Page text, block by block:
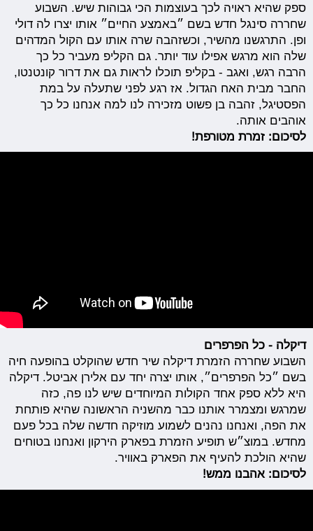
ספק שהיא ראויה לכך בעוצמות הכי גבוהות שיש. השבוע
שחררה סינגל חדש בשם ״באמצע החיים״ אותו יצרו לה דולי
ופן. התרגשנו מהשיר, וכשזהבה שרה אותו עם הקול המדהים
שלה הוא מרגש אפילו עוד יותר. גם הקליפ מעביר כל כך
הרבה רגש, ואגב - בקליפ תוכלו לראות גם את דרור קונטנטו,
החבר מבית האח הגדול. אז רגע לפני שתעלה על במת
הפסטיגל, זהבה בן פשוט מזכירה לנו למה אנחנו כל כך
אוהבים אותה.
לסיכום: זמרת מטורפת!
דיקלה - כל הפרפרים
השבוע שחררה הזמרת דיקלה שיר חדש שהוקלט בהופעה חיה
בשם ״כל הפרפרים״, אותו יצרה יחד עם אלירן אביטל. דיקלה
היא ללא ספק אחד הקולות המיוחדים שיש לנו פה, כזה
שמרגש ומצמרר אותנו כבר מהשניה הראשונה שהיא פותחת
את הפה, ואנחנו נהנים לשמוע מוזיקה חדשה שלה בכל פעם
מחדש. במוצ״ש תופיע הזמרת בפארק הירקון ואנחנו בטוחים
שהיא הולכת להעיף את הפארק באוויר.
לסיכום: אהבנו ממש!